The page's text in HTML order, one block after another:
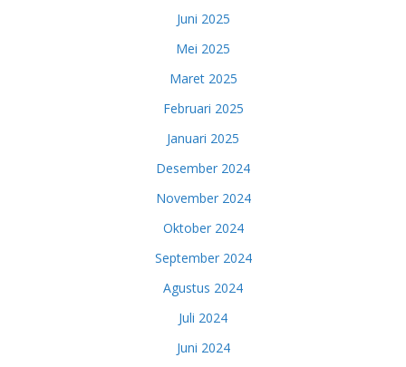
Juni 2025
Mei 2025
Maret 2025
Februari 2025
Januari 2025
Desember 2024
November 2024
Oktober 2024
September 2024
Agustus 2024
Juli 2024
Juni 2024